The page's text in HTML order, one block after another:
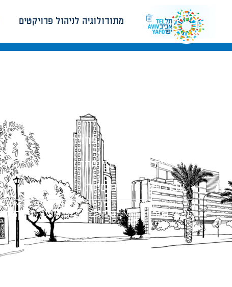
מתודולוגיה לניהול פרויקטים
עבודות מטה הנדסיות
הנחיות תכנון ודפי חדר
מתודולוגיה לניהול פרויקטים
כל הזכויות שמורות לעיריית תל-אביב-יפו.
הנוסח המחייב הוא זה הקבוע בהוראות הדין